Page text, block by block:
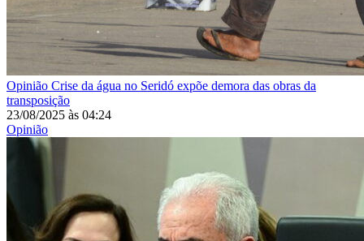
Opinião Crise da água no Seridó expõe demora das obras da
transposição
23/08/2025 às 04:24
Opinião